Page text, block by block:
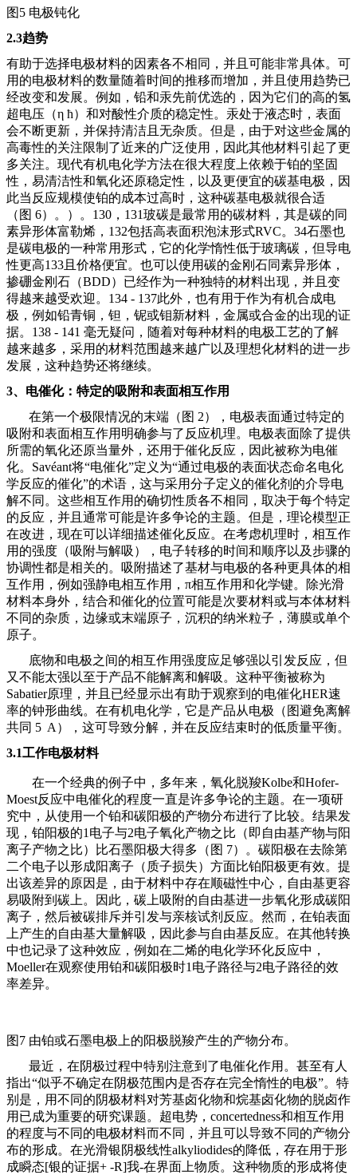
图5 电极钝化
2.3趋势
有助于选择电极材料的因素各不相同，并且可能非常具体。可
用的电极材料的数量随着时间的推移而增加，并且使用趋势已
经改变和发展。例如，铅和汞先前优选的，因为它们的高的氢
超电压（η ħ）和对酸性介质的稳定性。汞处于液态时，表面
会不断更新，并保持清洁且无杂质。但是，由于对这些金属的
高毒性的关注限制了近来的广泛使用，因此其他材料引起了更
多关注。现代有机电化学方法在很大程度上依赖于铂的坚固
性，易清洁性和氧化还原稳定性，以及更便宜的碳基电极，因
此当反应规模使铂的成本过高时，这种碳基电极就很合适
（图 6）。）。130，131玻碳是最常用的碳材料，其是碳的同
素异形体富勒烯，132包括高表面积泡沫形式RVC。34石墨也
是碳电极的一种常用形式，它的化学惰性低于玻璃碳，但导电
性更高133且价格便宜。也可以使用碳的金刚石同素异形体，
掺硼金刚石（BDD）已经作为一种独特的材料出现，并且变
得越来越受欢迎。134 - 137此外，也有用于作为有机合成电
极，例如铅青铜，钽，铌或钼新材料，金属或合金的出现的证
据。138 - 141 毫无疑问，随着对每种材料的电极工艺的了解
越来越多，采用的材料范围越来越广以及理想化材料的进一步
发展，这种趋势还将继续。
3、 电催化：特定的吸附和表面相互作用
在第一个极限情况的末端（图 2），电极表面通过特定的
吸附和表面相互作用明确参与了反应机理。电极表面除了提供
所需的氧化还原当量外，还用于催化反应，因此被称为电催
化。Savéant将“电催化”定义为“通过电极的表面状态命名电化
学反应的催化”的术语，这与采用分子定义的催化剂的介导电
解不同。这些相互作用的确切性质各不相同，取决于每个特定
的反应，并且通常可能是许多争论的主题。但是，理论模型正
在改进，现在可以详细描述催化反应。在考虑机理时，相互作
用的强度（吸附与解吸），电子转移的时间和顺序以及步骤的
协调性都是相关的。吸附描述了基材与电极的各种更具体的相
互作用，例如强静电相互作用，π相互作用和化学键。除光滑
材料本身外，结合和催化的位置可能是次要材料或与本体材料
不同的杂质，边缘或末端原子，沉积的纳米粒子，薄膜或单个
原子。
底物和电极之间的相互作用强度应足够强以引发反应，但
又不能太强以至于产品不能解离和解吸。这种平衡被称为
Sabatier原理，并且已经显示出有助于观察到的电催化HER速
率的钟形曲线。在有机电化学，它是产品从电极（图避免离解
共同 5 A），这可导致分解，并在反应结束时的低质量平衡。
3.1工作电极材料
在一个经典的例子中，多年来，氧化脱羧Kolbe和Hofer-
Moest反应中电催化的程度一直是许多争论的主题。在一项研
究中，从使用一个铂和碳阳极的产物分布进行了比较。结果发
现，铂阳极的1电子与2电子氧化产物之比（即自由基产物与阳
离子产物之比）比石墨阳极大得多（图 7）。碳阳极在去除第
二个电子以形成阳离子（质子损失）方面比铂阳极更有效。提
出该差异的原因是，由于材料中存在顺磁性中心，自由基更容
易吸附到碳上。因此，碳上吸附的自由基进一步氧化形成碳阳
离子，然后被碳排斥并引发与亲核试剂反应。然而，在铂表面
上产生的自由基大量解吸，因此参与自由基反应。在其他转换
中也记录了这种效应，例如在二烯的电化学环化反应中，
Moeller在观察使用铂和碳阳极时1电子路径与2电子路径的效
率差异。
图7 由铂或石墨电极上的阳极脱羧产生的产物分布。
最近，在阴极过程中特别注意到了电催化作用。甚至有人
指出“似乎不确定在阴极范围内是否存在完全惰性的电极”。特
别是，用不同的阴极材料对芳基卤化物和烷基卤化物的脱卤作
用已成为重要的研究课题。超电势，concertedness和相互作用
的程度与不同的电极材料而不同，并且可以导致不同的产物分
布的形成。在光滑银阴极线性alkyliodides的降低，存在用于形
成瞬态[银的证据+ -R]我-在界面上物质。这种物质的形成将使